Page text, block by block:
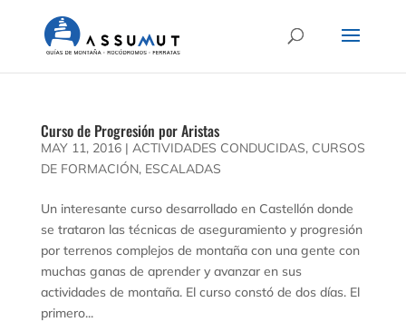
Curso de Progresión por Aristas
MAY 11, 2016| ACTIVIDADES CONDUCIDAS, CURSOS
DE FORMACIÓN, ESCALADAS
Un interesante curso desarrollado en Castellón donde
se trataron las técnicas de aseguramiento y progresión
por terrenos complejos de montaña con una gente con
muchas ganas de aprender y avanzar en sus
actividades de montaña. El curso constó de dos días. El
primero...